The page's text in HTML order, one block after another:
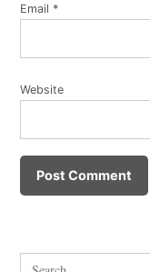
Email *
Website
Search